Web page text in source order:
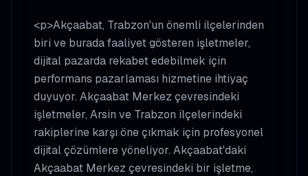
<p>Akçaabat, Trabzon'un önemli ilçelerinden
biri ve burada faaliyet gösteren işletmeler,
dijital pazarda rekabet edebilmek için
performans pazarlaması hizmetine ihtiyaç
duyuyor. Akçaabat Merkez çevresindeki
işletmeler, Arsin ve Trabzon ilçelerindeki
rakiplerine karşı öne çıkmak için profesyonel
dijital çözümlere yöneliyor. Akçaabat'daki
Akçaabat Merkez çevresindeki bir işletme,